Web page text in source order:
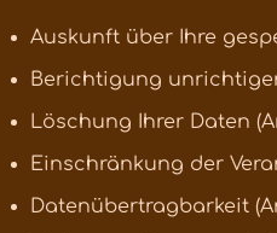
Auskunft über Ihre
Berichtigung unrichtiger
Löschung Ihrer Daten
Einschränkung der
Datenübertragbarkeit